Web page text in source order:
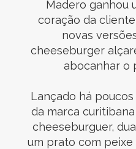
Madero ganhou
coração da
novas
cheeseburger
abocanhar o
Lançado há
da marca
cheeseburguer,
um prato com peixe